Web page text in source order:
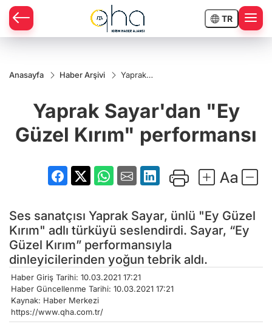
TR
Anasayfa Haber Arşivi
Yaprak
performansı
Yaprak Sayar'dan "Ey
Güzel Kırım" performansı
Ses sanatçısı Yaprak Sayar, ünlü "Ey Güzel
Kırım" adlı türküyü seslendirdi. Sayar, “Ey
Güzel Kırım” performansıyla
dinleyicilerinden yoğun tebrik aldı.
Haber Giriş Tarihi: 10.03.2021 17:21
Haber Güncellenme Tarihi: 10.03.2021 17:21
Kaynak: Haber Merkezi
https://www.qha.com.tr/